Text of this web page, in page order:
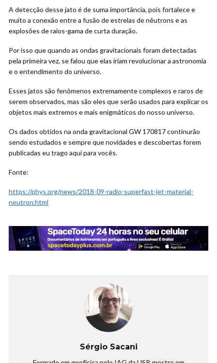
A detecção desse jato é de suma importância, pois fortalece e
muito a conexão entre a fusão de estrelas de nêutrons e as
explosões de raios-gama de curta duração.
Por isso que quando as ondas gravitacionais foram detectadas
pela primeira vez, se falou que elas iriam revolucionar a astronomia
e o entendimento do universo.
Esses jatos são fenômenos extremamente complexos e raros de
serem observados, mas são eles que serão usados para explicar os
objetos mais extremos e mais enigmáticos do nosso universo.
Os dados obtidos na onda gravitacional GW 170817 continurão
sendo estudados e sempre que novidades e descobertas forem
publicadas eu trago aqui para vocês.
Fonte:
https://phys.org/news/2018-09-radio-superfast-jet-material-
neutron.html
Sérgio Sacani